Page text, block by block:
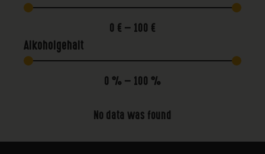
0 € — 100 €
Alkoholgehalt
0 % — 100 %
No data was found